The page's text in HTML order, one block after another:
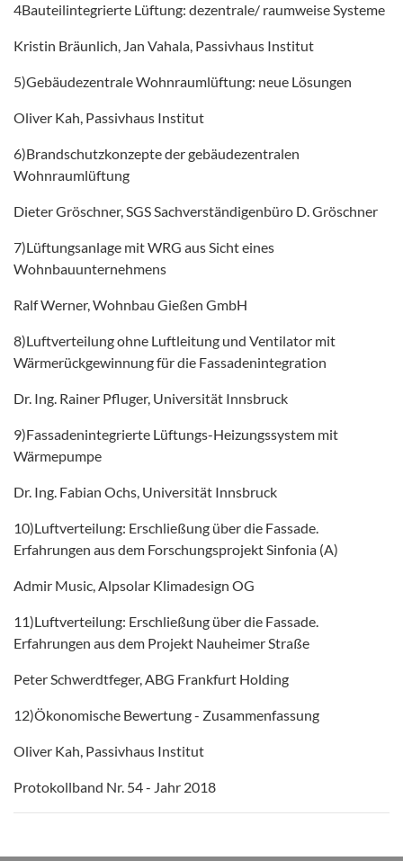
4Bauteilintegrierte Lüftung: dezentrale/ raumweise Systeme
Kristin Bräunlich, Jan Vahala, Passivhaus Institut
5)Gebäudezentrale Wohnraumlüftung: neue Lösungen
Oliver Kah, Passivhaus Institut
6)Brandschutzkonzepte der gebäudezentralen
Wohnraumlüftung
Dieter Gröschner, SGS Sachverständigenbüro D. Gröschner
7)Lüftungsanlage mit WRG aus Sicht eines
Wohnbauunternehmens
Ralf Werner, Wohnbau Gießen GmbH
8)Luftverteilung ohne Luftleitung und Ventilator mit
Wärmerückgewinnung für die Fassadenintegration
Dr. Ing. Rainer Pfluger, Universität Innsbruck
9)Fassadenintegrierte Lüftungs-Heizungssystem mit
Wärmepumpe
Dr. Ing. Fabian Ochs, Universität Innsbruck
10)Luftverteilung: Erschließung über die Fassade.
Erfahrungen aus dem Forschungsprojekt Sinfonia (A)
Admir Music, Alpsolar Klimadesign OG
11)Luftverteilung: Erschließung über die Fassade.
Erfahrungen aus dem Projekt Nauheimer Straße
Peter Schwerdtfeger, ABG Frankfurt Holding
12)Ökonomische Bewertung - Zusammenfassung
Oliver Kah, Passivhaus Institut
Protokollband Nr. 54 - Jahr 2018